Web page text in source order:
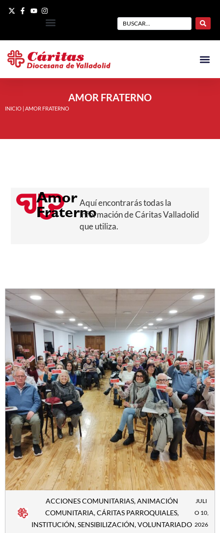
AMOR FRATERNO
INICIO AMOR FRATERNO
Amor
Fraterno
Aquí encontrarás todas la
información de Cáritas Valladolid
que utiliza.
ACCIONES COMUNITARIAS,ANIMACIÓN
COMUNITARIA,CÁRITAS PARROQUIALES,
INSTITUCIÓN,SENSIBILIZACIÓN,VOLUNTARIADO
JULI
O 10,
2026